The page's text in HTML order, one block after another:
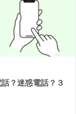
？迷惑電話？３